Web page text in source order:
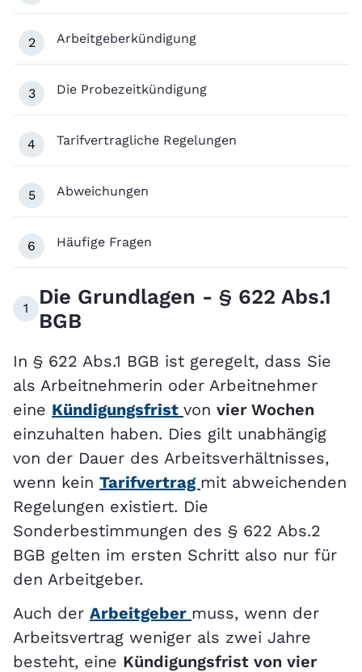
2 Arbeitgeberkündigung
3 Die Probezeitkündigung
4 Tarifvertragliche Regelungen
5 Abweichungen
6 Häufige Fragen
1
Die Grundlagen - § 622 Abs.1
BGB
In § 622 Abs.1 BGB ist geregelt, dass Sie
als Arbeitnehmerin oder Arbeitnehmer
eine Kündigungsfrist von vier Wochen
einzuhalten haben. Dies gilt unabhängig
von der Dauer des Arbeitsverhältnisses,
wenn kein Tarifvertrag mit abweichenden
Regelungen existiert. Die
Sonderbestimmungen des § 622 Abs.2
BGB gelten im ersten Schritt also nur für
den Arbeitgeber.
Auch der Arbeitgeber muss, wenn der
Arbeitsvertrag weniger als zwei Jahre
besteht, eine Kündigungsfrist von vier